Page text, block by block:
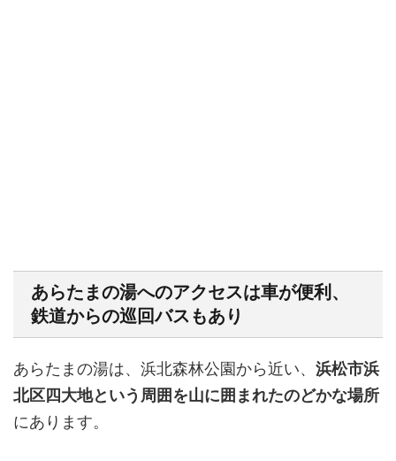
あらたまの湯へのアクセスは車が便利、
鉄道からの巡回バスもあり
あらたまの湯は、浜北森林公園から近い、 浜松市浜
北区四大地という周囲を山に囲まれたのどかな場所
にあります。